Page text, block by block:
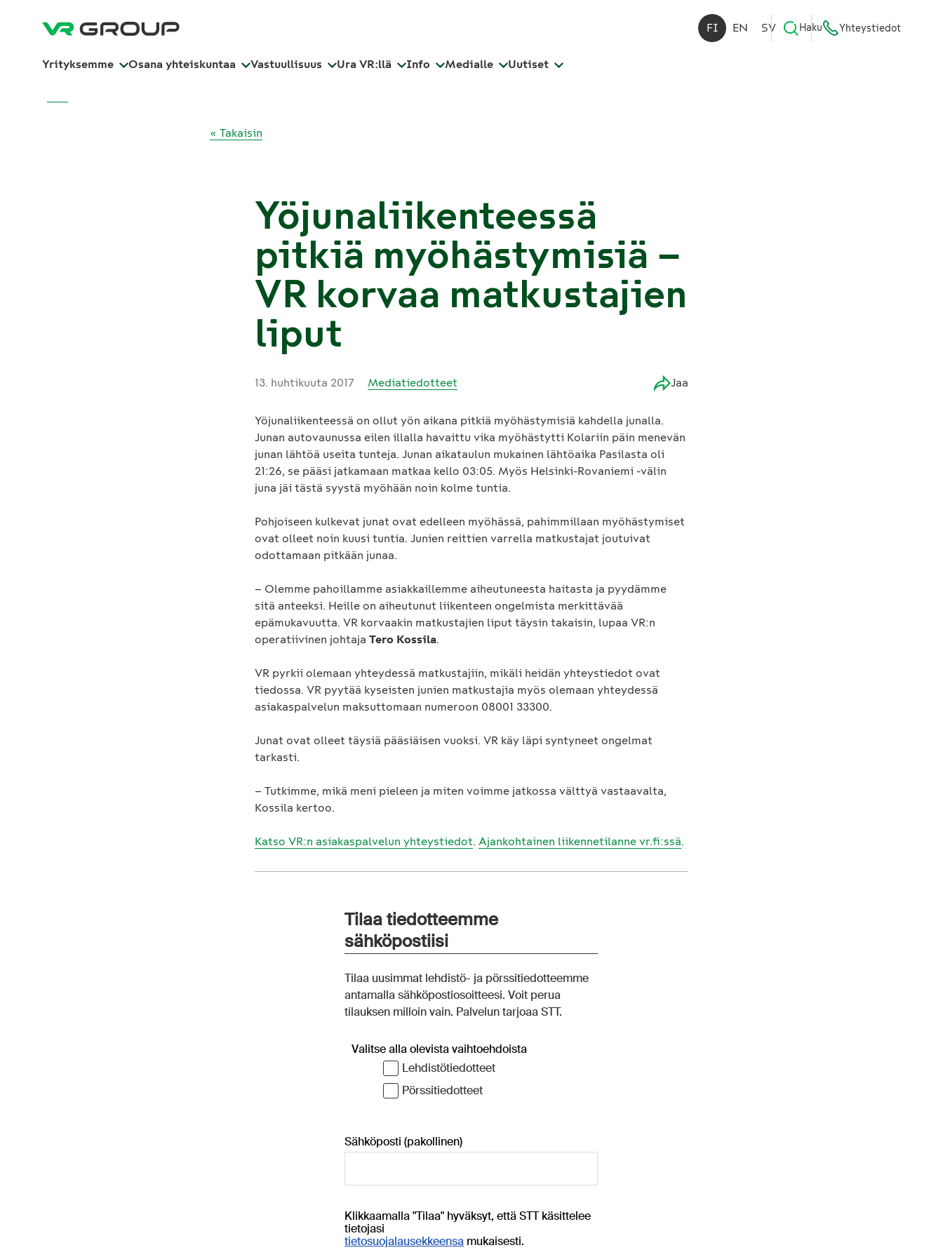
FI EN SV Haku Yhteystiedot
Yrityksemme Osana yhteiskuntaa Vastuullisuus Ura VR:llä Info Medialle Uutiset
« Takaisin
Yöjunaliikenteessä
pitkiä myöhästymisiä –
VR korvaa matkustajien
liput
13. huhtikuuta 2017 Mediatiedotteet Jaa
Yöjunaliikenteessä on ollut yön aikana pitkiä myöhästymisiä kahdella junalla.
Junan autovaunussa eilen illalla havaittu vika myöhästytti Kolariin päin menevän
junan lähtöä useita tunteja. Junan aikataulun mukainen lähtöaika Pasilasta oli
21:26, se pääsi jatkamaan matkaa kello 03:05. Myös Helsinki-Rovaniemi -välin
juna jäi tästä syystä myöhään noin kolme tuntia.
Pohjoiseen kulkevat junat ovat edelleen myöhässä, pahimmillaan myöhästymiset
ovat olleet noin kuusi tuntia. Junien reittien varrella matkustajat joutuivat
odottamaan pitkään junaa.
– Olemme pahoillamme asiakkaillemme aiheutuneesta haitasta ja pyydämme
sitä anteeksi. Heille on aiheutunut liikenteen ongelmista merkittävää
epämukavuutta. VR korvaakin matkustajien liput täysin takaisin, lupaa VR:n
operatiivinen johtajaTero Kossila.
VR pyrkii olemaan yhteydessä matkustajiin, mikäli heidän yhteystiedot ovat
tiedossa. VR pyytää kyseisten junien matkustajia myös olemaan yhteydessä
asiakaspalvelun maksuttomaan numeroon 08001 33300.
Junat ovat olleet täysiä pääsiäisen vuoksi. VR käy läpi syntyneet ongelmat
tarkasti.
– Tutkimme, mikä meni pieleen ja miten voimme jatkossa välttyä vastaavalta,
Kossila kertoo.
Katso VR:n asiakaspalvelun yhteystiedot.Ajankohtainen liikennetilanne vr.fi:ssä.